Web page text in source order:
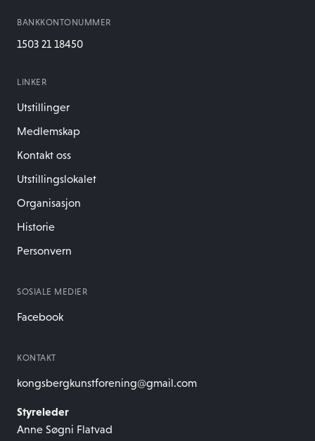
BANKKONTONUMMER
1503 21 18450
LINKER
Utstillinger
Medlemskap
Kontakt oss
Utstillingslokalet
Organisasjon
Historie
Personvern
SOSIALE MEDIER
Facebook
KONTAKT
kongsbergkunstforening@gmail.com
Styreleder
Anne Søgni Flatvad